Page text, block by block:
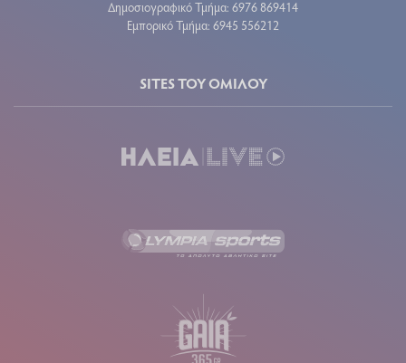
Δημοσιογραφικό Τμήμα: 6976 869414
Εμπορικό Τμήμα: 6945 556212
SITES ΤΟΥ ΟΜΙΛΟΥ